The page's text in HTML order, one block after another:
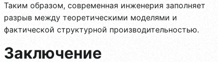
Таким образом, современная инженерия заполняет
разрыв между теоретическими моделями и
фактической структурной производительностью.
Заключение